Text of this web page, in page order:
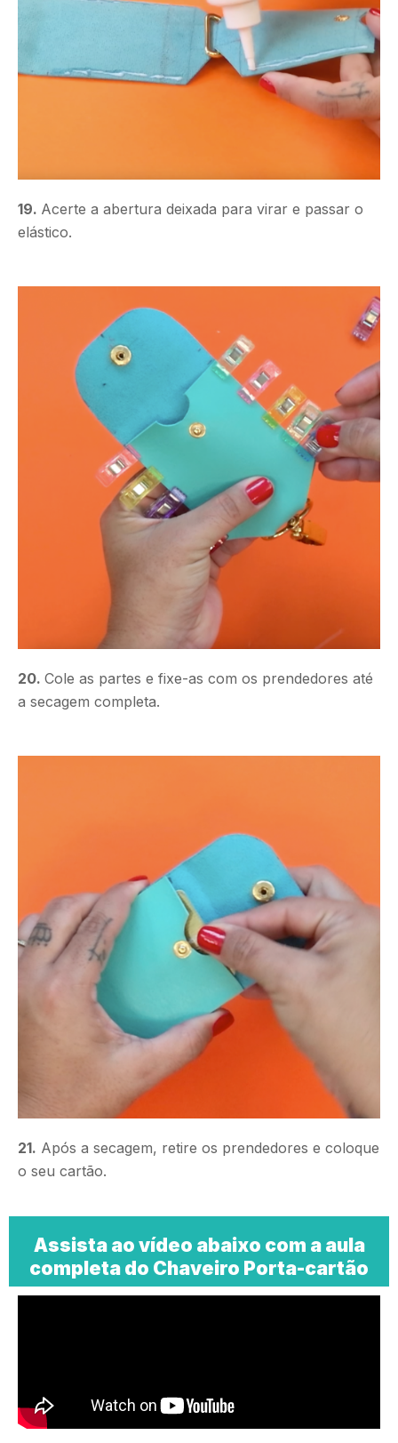
19. Acerte a abertura deixada para virar e passar o
elástico.
20. Cole as partes e fixe-as com os prendedores até
a secagem completa.
21. Após a secagem, retire os prendedores e coloque
o seu cartão.
Assista ao vídeo abaixo com a aula
completa do Chaveiro Porta-cartão